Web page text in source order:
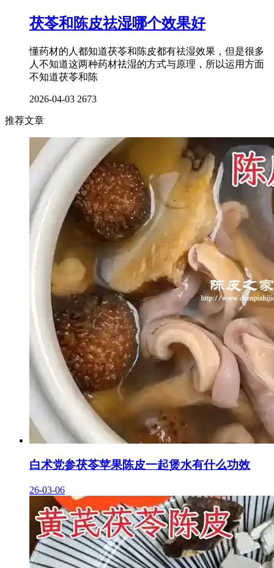
茯苓和陈皮祛湿哪个效果好
懂药材的人都知道茯苓和陈皮都有祛湿效果，但是很多
人不知道这两种药材祛湿的方式与原理，所以运用方面
不知道茯苓和陈
2026-04-03 2673
推荐文章
白术党参茯苓苹果陈皮一起煲水有什么功效
26-03-06